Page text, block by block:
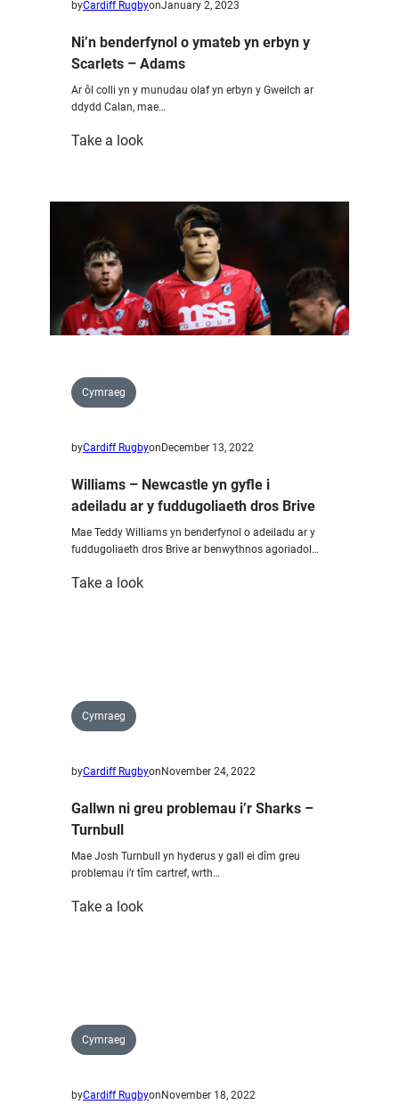
Turnbull
byCardiff RugbyonJanuary 2, 2023
Ni’n benderfynol o ymateb yn erbyn y
Scarlets – Adams
Ar ôl colli yn y munudau olaf yn erbyn y Gweilch ar
ddydd Calan, mae…
Take a look:
o
ymateb
erbyn
y
Scarlets
–
Cymraeg
byCardiff Rugbyon December 13, 2022
Williams – Newcastle yn gyfle i
adeiladu ar y fuddugoliaeth dros Brive
Mae Teddy Williams yn benderfynol o adeiladu ar y
fuddugoliaeth dros Brive ar benwythnos agoriadol…
Take a look:
y
dros
Cymraeg
byCardiff Rugbyon November 24, 2022
Gallwn ni greu problemau i’r Sharks –
Turnbull
Mae Josh Turnbull yn hyderus y gall ei dîm greu
problemau i’r tîm cartref, wrth…
Take a look:
Cymraeg
byCardiff Rugbyon November 18, 2022